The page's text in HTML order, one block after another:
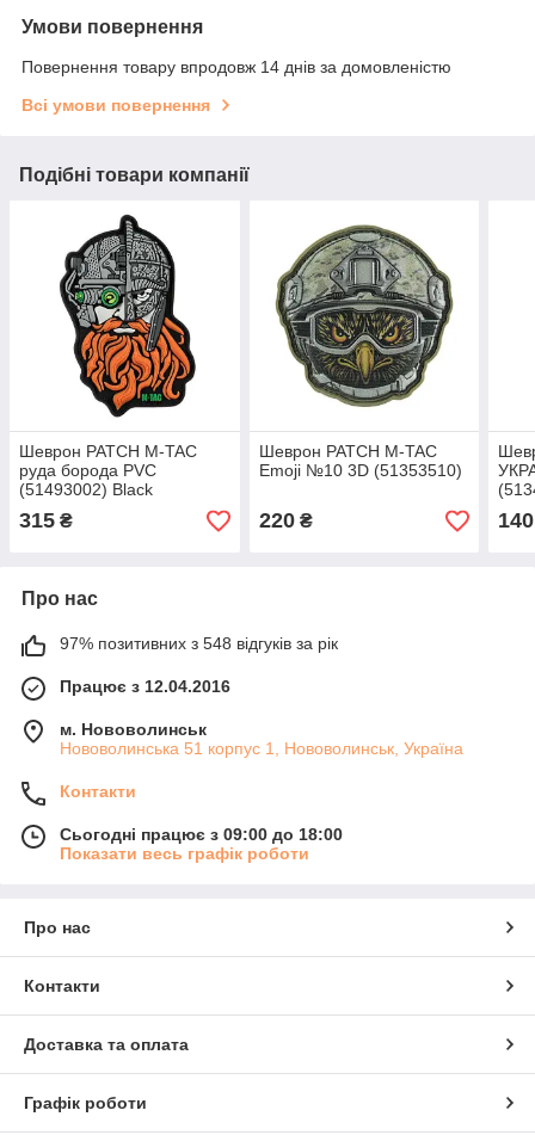
Умови повернення
Повернення товару впродовж 14 днів за домовленістю
Всі умови повернення
Подібні товари компанії
Шеврон PATCH M-TAC
руда борода PVC
(51493002) Black
315 ₴
Шеврон PATCH M-TAC
Emoji №10 3D (51353510)
220₴ 140
Про нас
97% позитивних з 548 відгуків за рік
Працює з 12.04.2016
м. Нововолинськ
Нововолинська 51 корпус 1, Нововолинськ, Україна
Контакти
Сьогодні працює з 09:00 до 18:00
Показати весь графік роботи
Про нас
Контакти
Доставка та оплата
Графік роботи